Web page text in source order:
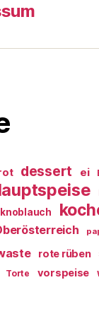
dessert ei
knoblauch
rote rüben
Torte vorspeise